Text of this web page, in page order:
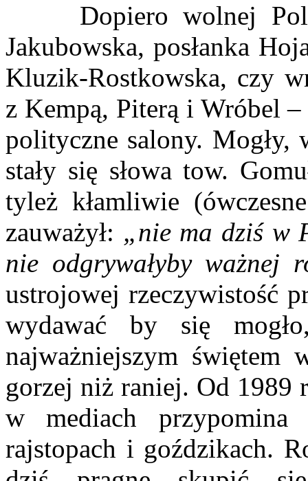
Dopiero wolnej
Jakubowska, posłanka
Kluzik-Rostkowska, czy
z Kempą, Piterą i Wróbel –
polityczne salony. Mogły,
stały się słowa tow.
tyleż kłamliwie
zauważył: „nie ma dziś w
nie odgrywałyby ważnej
ustrojowej rzeczywistość
wydawać by się
najważniejszym
gorzej niż raniej. Od 1989
w mediach
rajstopach i goździkach.